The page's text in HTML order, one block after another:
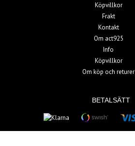
Köpvillkor
Frakt
Kontakt
Om act925
Info
Köpvillkor
Om köp och returer
BETALSÄTT